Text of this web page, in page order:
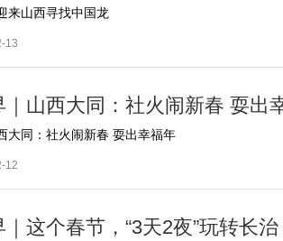
来山西寻找中国龙
13
｜山西大同：社火闹新春 耍出
大同：社火闹新春 耍出幸福年
12
这个春节，“3天2夜”玩转长